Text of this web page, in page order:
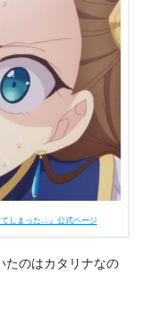
てしまった…』公式ページ
たのはカタリナなの